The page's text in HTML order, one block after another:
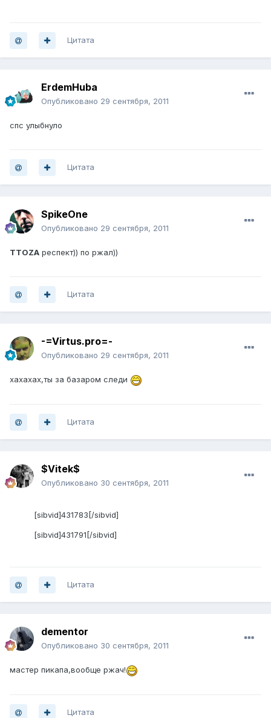
Цитата
ErdemHuba
Опубликовано 29 сентября, 2011
спс улыбнуло
Цитата
SpikeOne
Опубликовано 29 сентября, 2011
TTOZA респект)) по ржал))
Цитата
-=Virtus.pro=-
Опубликовано 29 сентября, 2011
хахахах,ты за базаром следи
Цитата
$Vitek$
Опубликовано 30 сентября, 2011
[sibvid]431783[/sibvid]
[sibvid]431791[/sibvid]
Цитата
dementor
Опубликовано 30 сентября, 2011
мастер пикапа,вообще ржач!
Цитата